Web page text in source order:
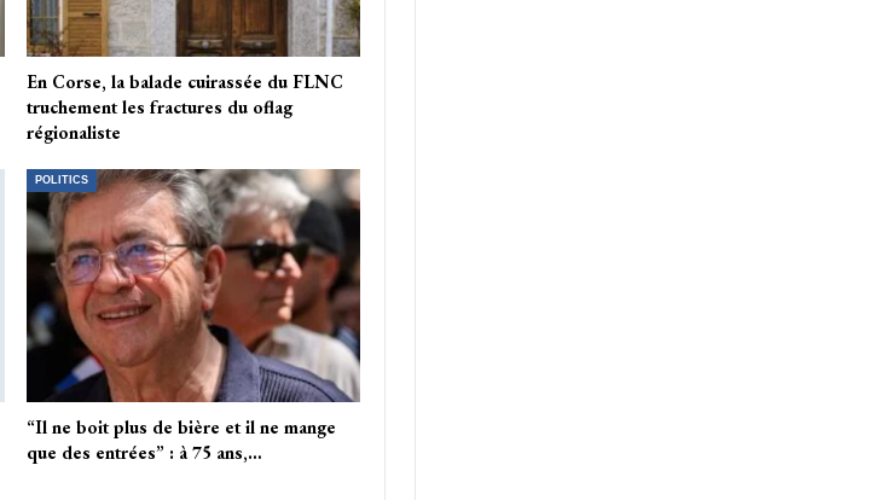
En Corse, la balade cuirassée du FLNC
truchement les fractures du oflag
régionaliste
POLITICS
“Il ne boit plus de bière et il ne mange
que des entrées” : à 75 ans,…